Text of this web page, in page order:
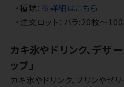
・種類： ※詳細はこちら
・注文ロット：バラ:20枚～
カキ氷やドリンク、デザ
ップ」
カキ氷やドリンク、プリンやゼ